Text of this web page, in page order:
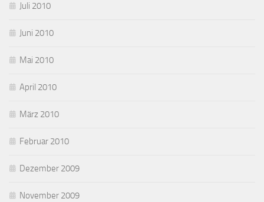
Juli 2010
Juni 2010
Mai 2010
April 2010
März 2010
Februar 2010
Dezember 2009
November 2009